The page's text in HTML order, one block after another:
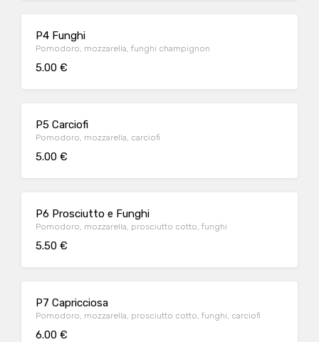
P4 Funghi
Pomodoro, mozzarella, funghi champignon
5.00 €
P5 Carciofi
Pomodoro, mozzarella, carciofi
5.00 €
P6 Prosciutto e Funghi
Pomodoro, mozzarella, prosciutto cotto, funghi
5.50 €
P7 Capricciosa
Pomodoro, mozzarella, prosciutto cotto, funghi, carciofi
6.00 €